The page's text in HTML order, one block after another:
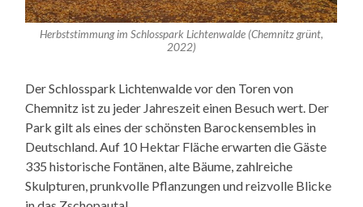
Herbststimmung im Schlosspark Lichtenwalde (Chemnitz grünt,
2022)
Der Schlosspark Lichtenwalde vor den Toren von
Chemnitz ist zu jeder Jahreszeit einen Besuch wert. Der
Park gilt als eines der schönsten Barockensembles in
Deutschland. Auf 10 Hektar Fläche erwarten die Gäste
335 historische Fontänen, alte Bäume, zahlreiche
Skulpturen, prunkvolle Pflanzungen und reizvolle Blicke